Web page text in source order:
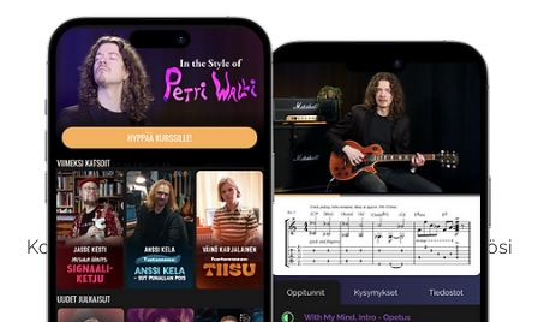
Kokeile Ilmaiseksi
Kokeilemalla ilmaiseksi saat koko sisältömme käyttöösi
viikon ajaksi.